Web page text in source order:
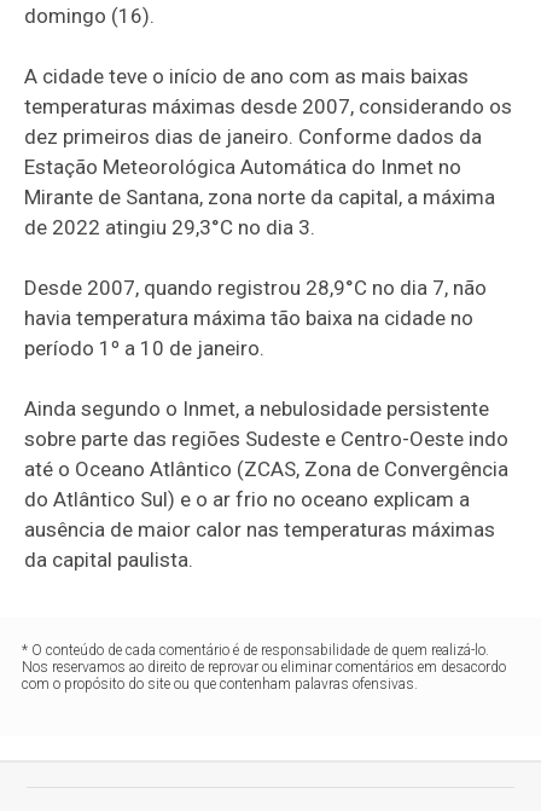
domingo (16).
A cidade teve o início de ano com as mais baixas
temperaturas máximas desde 2007, considerando os
dez primeiros dias de janeiro. Conforme dados da
Estação Meteorológica Automática do Inmet no
Mirante de Santana, zona norte da capital, a máxima
de 2022 atingiu 29,3°C no dia 3.
Desde 2007, quando registrou 28,9°C no dia 7, não
havia temperatura máxima tão baixa na cidade no
período 1º a 10 de janeiro.
Ainda segundo o Inmet, a nebulosidade persistente
sobre parte das regiões Sudeste e Centro-Oeste indo
até o Oceano Atlântico (ZCAS, Zona de Convergência
do Atlântico Sul) e o ar frio no oceano explicam a
ausência de maior calor nas temperaturas máximas
da capital paulista.
* O conteúdo de cada comentário é de responsabilidade de quem realizá-lo.
Nos reservamos ao direito de reprovar ou eliminar comentários em desacordo
com o propósito do site ou que contenham palavras ofensivas.